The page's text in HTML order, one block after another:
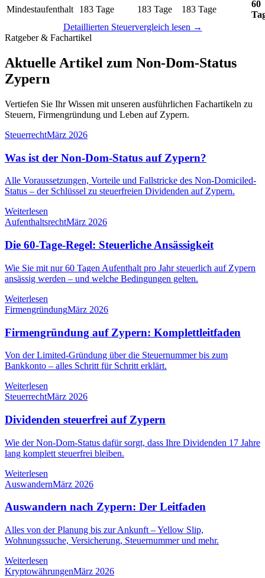
Mindestaufenthalt 183 Tage 183 Tage 183 Tage
60
Detaillierten Steuervergleich lesen →
Ratgeber & Fachartikel
Aktuelle Artikel zum Non-Dom-Status
Zypern
Vertiefen Sie Ihr Wissen mit unseren ausführlichen Fachartikeln zu
Steuern, Firmengründung und Leben auf Zypern.
SteuerrechtMärz 2026
Was ist der Non-Dom-Status auf Zypern?
Alle Voraussetzungen, Vorteile und Fallstricke des Non-Domiciled-
Status – der Schlüssel zu steuerfreien Dividenden auf Zypern.
Weiterlesen
AufenthaltsrechtMärz 2026
Die 60-Tage-Regel: Steuerliche Ansässigkeit
Wie Sie mit nur 60 Tagen Aufenthalt pro Jahr steuerlich auf Zypern
ansässig werden – und welche Bedingungen gelten.
Weiterlesen
FirmengründungMärz 2026
Firmengründung auf Zypern: Komplettleitfaden
Von der Limited-Gründung über die Steuernummer bis zum
Bankkonto – alles Schritt für Schritt erklärt.
Weiterlesen
SteuerrechtMärz 2026
Dividenden steuerfrei auf Zypern
Wie der Non-Dom-Status dafür sorgt, dass Ihre Dividenden 17 Jahre
lang komplett steuerfrei bleiben.
Weiterlesen
AuswandernMärz 2026
Auswandern nach Zypern: Der Leitfaden
Alles von der Planung bis zur Ankunft – Yellow Slip,
Wohnungssuche, Versicherung, Steuernummer und mehr.
Weiterlesen
KryptowährungenMärz 2026